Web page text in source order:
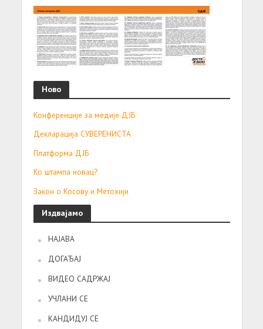
Ново
Конференције за медије ДЈБ
Декларација СУВЕРЕНИСТА
Платформа ДЈБ
Ко штампа новац?
Закон о Косову и Метохији
Издвајамо
НАЈАВА
ДОГАЂАЈ
ВИДЕО САДРЖАЈ
УЧЛАНИ СЕ
КАНДИДУЈ СЕ